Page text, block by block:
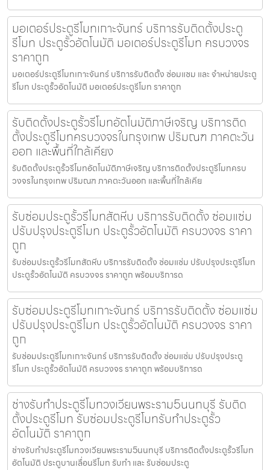
มอเตอร์ประตูรีโมทเกาะจันทร์ บริการรับติดตั้งประตู
รีโมท ประตูรั้วอัตโนมัติ มอเตอร์ประตูรีโมท ครบวงจร
ราคาถูก
มอเตอร์ประตูรีโมทเกาะจันทร์ บริการรับติดตั้ง ซ่อมแซม และ จำหน่ายประตู
รีโมท ประตูรั้วอัตโนมัติ มอเตอร์ประตูรีโมท ราคาถูก
รับติดตั้งประตูรั้วรีโมทอัตโนมัติภาษีเจริญ บริการติด
ตั้งประตูรีโมทครบวงจรในกรุงเทพ ปริมณฑ ภาคตะวัน
ออก และพื้นที่ใกล้เคียง
รับติดตั้งประตูรั้วรีโมทอัตโนมัติภาษีเจริญ บริการติดตั้งประตูรีโมทครบ
วงจรในกรุงเทพ ปริมณฑ ภาคตะวันออก และพื้นที่ใกล้เคีย
รับซ่อมประตูรั้วรีโมทสัตหีบ บริการรับติดตั้ง ซ่อมแซ่ม
ปรับปรุงประตูรีโมท ประตูรั้วอัตโนมัติ ครบวงจร ราคา
ถูก
รับซ่อมประตูรั้วรีโมทสัตหีบ บริการรับติดตั้ง ซ่อมแซ่ม ปรับปรุงประตูรีโมท
ประตูรั้วอัตโนมัติ ครบวงจร ราคาถูก พร้อมบริการด
รับซ่อมประตูรีโมทเกาะจันทร์ บริการรับติดตั้ง ซ่อมแซ่ม
ปรับปรุงประตูรีโมท ประตูรั้วอัตโนมัติ ครบวงจร ราคา
ถูก
รับซ่อมประตูรีโมทเกาะจันทร์ บริการรับติดตั้ง ซ่อมแซ่ม ปรับปรุงประตู
รีโมท ประตูรั้วอัตโนมัติ ครบวงจร ราคาถูก พร้อมบริการด
ช่างรับทำประตูรีโมทวงเวียนพระราม5นนทบุรี รับติด
ตั้งประตูรีโมท รับซ่อมประตูรีโมทรับทำประตูรั้ว
อัตโนมัติ ราคาถูก
ช่างรับทำประตูรีโมทวงเวียนพระราม5นนทบุรี บริการติดตั้งประตูรั้วรีโมท
อัตโนมัติ ประตูบานเลื่อนรีโมท รับทำ และ รับซ่อมประตู